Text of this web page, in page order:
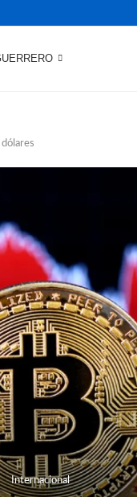
Internacional